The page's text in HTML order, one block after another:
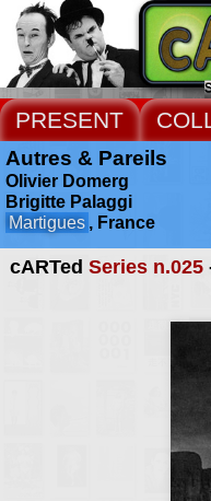
PRESENT
cARTed Series n.025
Autres & Pareils
Olivier Domerg
Brigitte Palaggi
Martigues , France
Extras :